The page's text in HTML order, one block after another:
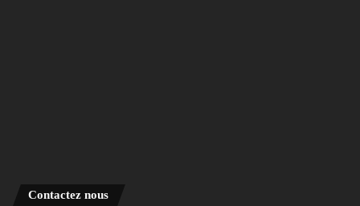
Contactez nous